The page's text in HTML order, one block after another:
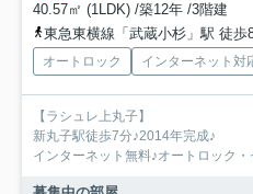
40.57㎡ (1LDK) /築12年 /3階建
東急東横線「武蔵小杉」駅 徒歩
オートロック インターネット対
【ラシュレ上丸子】
新丸子駅徒歩7分♪2014年完成♪
インターネット無料♪オートロック